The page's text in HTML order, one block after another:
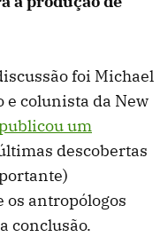
foi Michael
colunista da New
um
descobertas
os antropólogos
conclusão.